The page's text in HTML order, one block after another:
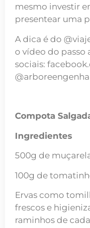
mesmo investir
presentear uma
A dica é do
o vídeo do passo
sociais:
Compota
Ingredientes
500g de
100g de
Ervas como
frescos e
raminhos de